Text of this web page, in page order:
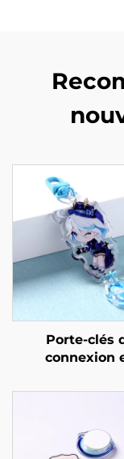
Porte-clés
connexion